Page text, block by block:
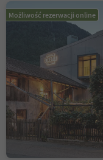
Możliwość rezerwacji online